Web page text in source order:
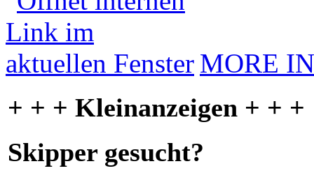
MORE
+ + + Kleinanzeigen + + +
Skipper gesucht?